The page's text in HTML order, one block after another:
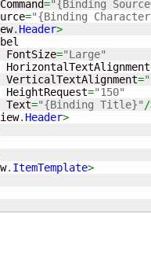
="{Binding
="{Binding
. Header>
FontSize
="Large"
HorizontalTextAlignment
VerticalTextAlignment
=
HeightRequest
="150"
Text
="{Binding Title}" /
. Header>
. ItemTemplate>
con ListView